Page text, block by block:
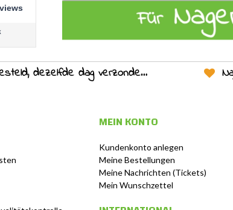
dezelfde dag verzonden!
MEIN KONTO
Kundenkonto anlegen
Meine Bestellungen
Meine Nachrichten (Tickets)
Mein Wunschzettel